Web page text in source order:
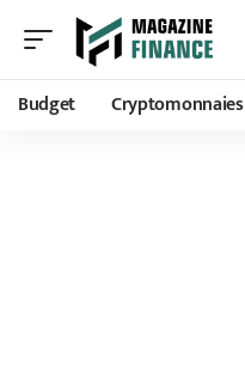
Budget Cryptomonnaies